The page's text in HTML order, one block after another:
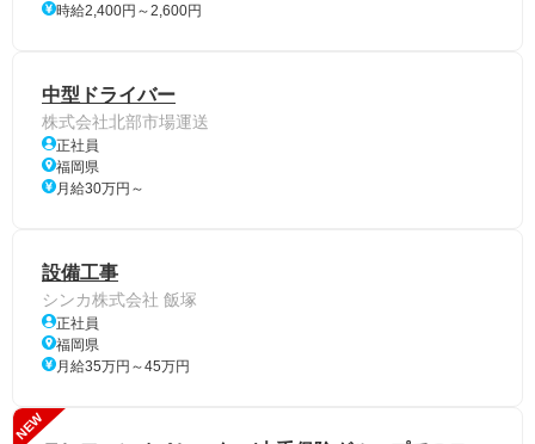
時給2,400円～2,600円
中型ドライバー
株式会社北部市場運送
正社員
福岡県
月給30万円～
設備工事
シンカ株式会社 飯塚
正社員
福岡県
月給35万円～45万円
NEW